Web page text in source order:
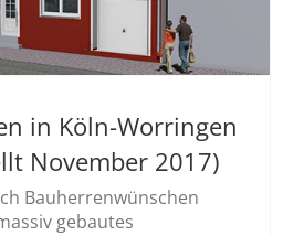
in Köln-Worringen
November 2017)
Bauherrenwünschen
gebautes